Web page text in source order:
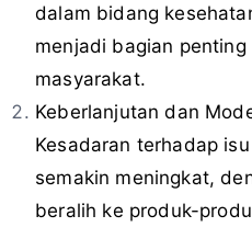
dalam bidang
menjadi bagian
masyarakat.
Keberlanjutan dan
Kesadaran terhadap
semakin meningkat,
beralih ke produk-